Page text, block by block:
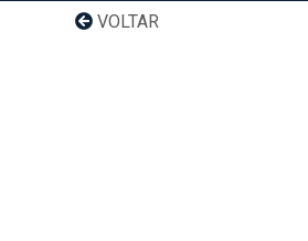
VOLTAR